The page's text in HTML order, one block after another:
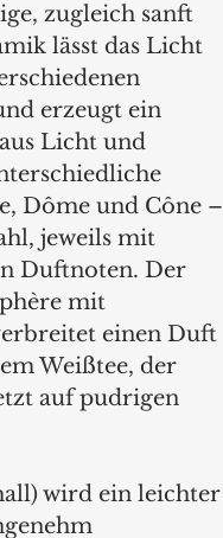
zugleich sanft
lässt das Licht
erzeugt ein
Licht und
Dôme und Cône –
jeweils mit
Duftnoten. Der
mit
einen Duft
Weißtee, der
auf pudrigen
wird ein leichter